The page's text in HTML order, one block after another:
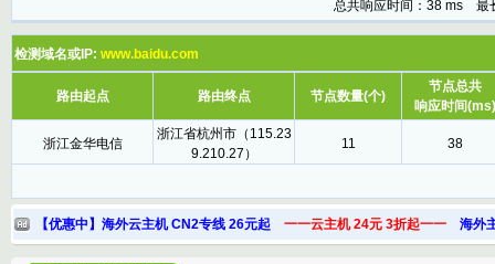
总共响应时间：38 ms
检测域名或IP: www.baidu.com
路由起点 路由终点 节点数量(个)
节点总共
响应时间(ms)
浙江金华电信
浙江省杭州市（115.23
9.210.27）
11 38
【优惠中】海外云主机 CN2专线 26元起 一一云主机 24元 3折起一一 海外